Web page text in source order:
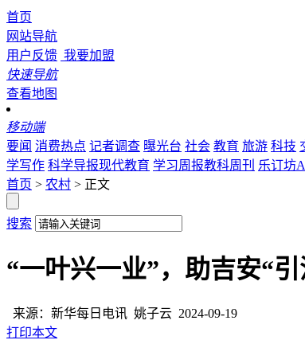
首页
网站导航
用户反馈 我要加盟
快速导航
查看地图
移动端
要闻 消费热点 记者调查 曝光台 社会 教育 旅游 科技
学写作 科学导报现代教育 学习周报教科周刊 乐订坊
首页 > 农村 > 正文
搜索
“一叶兴一业”，助吉安“
来源：新华每日电讯 姚子云 2024-09-19
打印本文